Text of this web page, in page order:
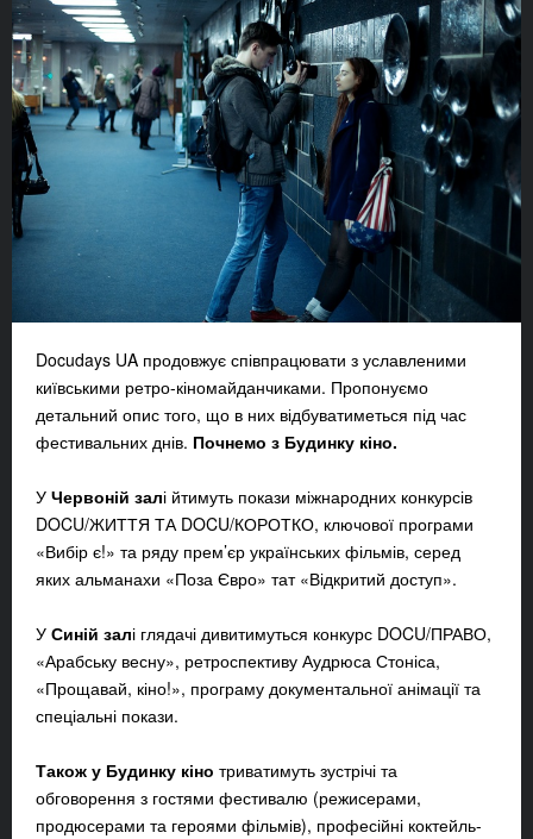
Docudays UA продовжує співпрацювати з уславленими
київськими ретро-кіномайданчиками. Пропонуємо
детальний опис того, що в них відбуватиметься під час
фестивальних днів. Почнемо з Будинку кіно.
У Червоній залі йтимуть покази міжнародних конкурсів
DOCU/ЖИТТЯ ТА DOCU/КОРОТКО, ключової програми
«Вибір є!» та ряду прем’єр українських фільмів, серед
яких альманахи «Поза Євро» тат «Відкритий доступ».
У Синій залі глядачі дивитимуться конкурс DOCU/ПРАВО,
«Арабську весну», ретроспективу Аудрюса Стоніса,
«Прощавай, кіно!», програму документальної анімації та
спеціальні покази.
Також у Будинку кіно триватимуть зустрічі та
обговорення з гостями фестивалю (режисерами,
продюсерами та героями фільмів), професійні коктейль-